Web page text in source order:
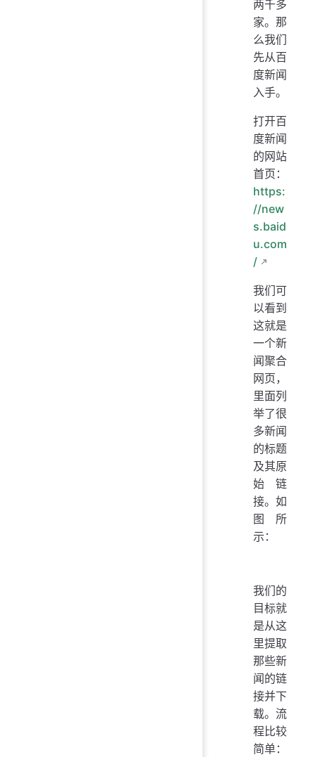
两千多
家。那
么我们
先从百
度新闻
入手。
打开百
度新闻
的网站
首页：
https:
//new
s.baid
u.com
/
我们可
以看到
这就是
一个新
闻聚合
网页，
里面列
举了很
多新闻
的标题
及其原
始链
接。如
图所
示：
我们的
目标就
是从这
里提取
那些新
闻的链
接并下
载。流
程比较
简单：